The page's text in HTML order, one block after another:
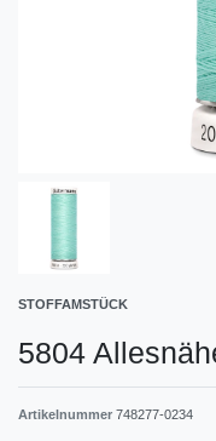
STOFFAMSTÜCK
5804
Artikelnummer 748277-0234